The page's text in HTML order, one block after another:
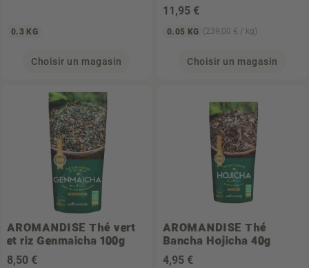
0.3 KG
Choisir un magasin
11 ,95 €
0.05 KG (239,00 € / kg)
Choisir un magasin
AROMANDISE Thé vert
et riz Genmaicha 100g
8,50 €
AROMANDISE Thé
Bancha Hojicha 40g
4,95 €